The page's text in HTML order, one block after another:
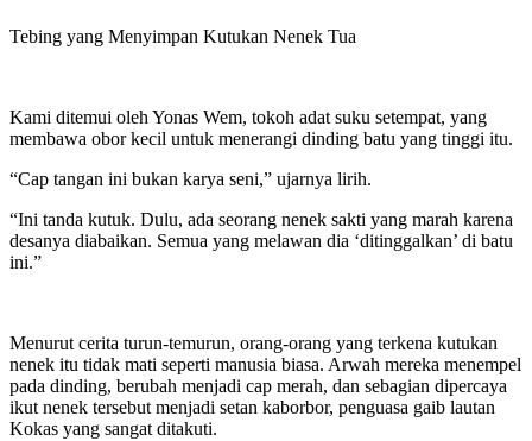
Tebing yang Menyimpan Kutukan Nenek Tua
Kami ditemui oleh Yonas Wem, tokoh adat suku setempat, yang
membawa obor kecil untuk menerangi dinding batu yang tinggi itu.
“Cap tangan ini bukan karya seni,” ujarnya lirih.
“Ini tanda kutuk. Dulu, ada seorang nenek sakti yang marah karena
desanya diabaikan. Semua yang melawan dia ‘ditinggalkan’ di batu
ini.”
Menurut cerita turun-temurun, orang-orang yang terkena kutukan
nenek itu tidak mati seperti manusia biasa. Arwah mereka menempel
pada dinding, berubah menjadi cap merah, dan sebagian dipercaya
ikut nenek tersebut menjadi setan kaborbor, penguasa gaib lautan
Kokas yang sangat ditakuti.